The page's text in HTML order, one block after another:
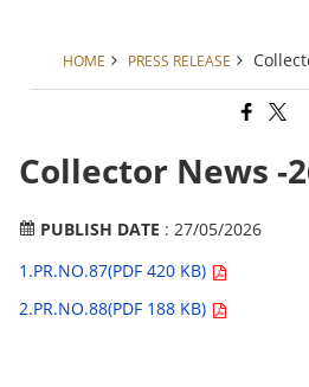
HOME PRESS RELEASE
Collector News -
PUBLISH DATE : 27/05/2026
1.PR.NO.87(PDF 420 KB)
2.PR.NO.88(PDF 188 KB)